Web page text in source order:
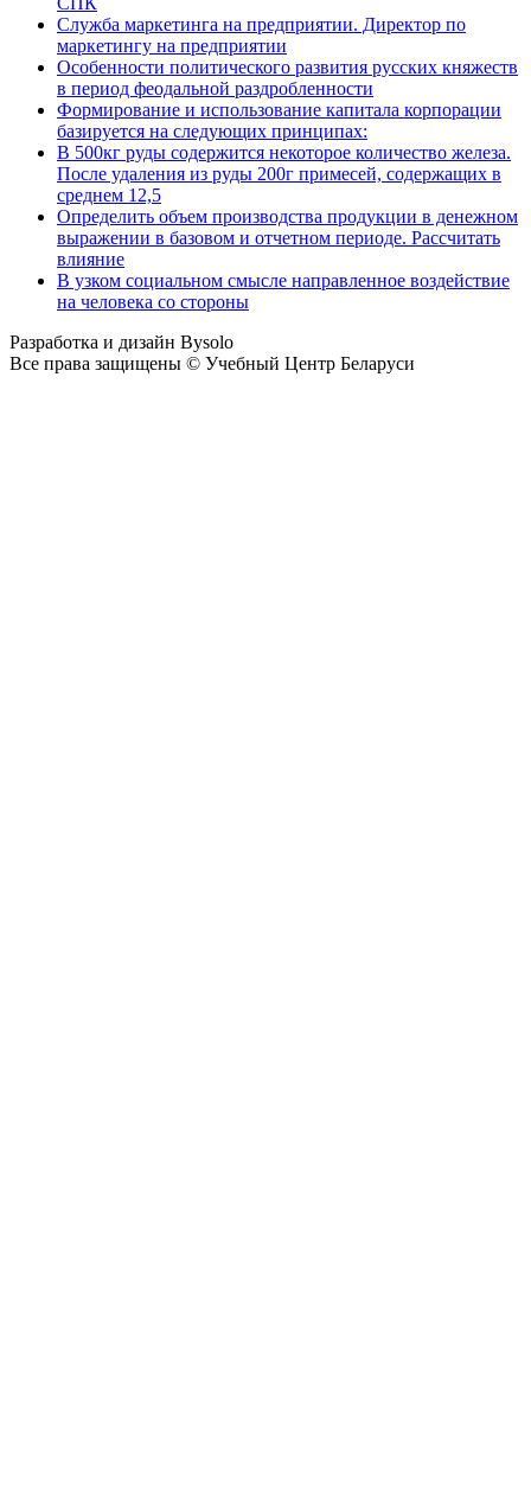
Служба маркетинга на предприятии. Директор по
маркетингу на предприятии
Особенности политического развития русских княжеств
в период феодальной раздробленности
Формирование и использование капитала корпорации
базируется на следующих принципах:
В 500кг руды содержится некоторое количество железа.
После удаления из руды 200г примесей, содержащих в
среднем 12,5
Определить объем производства продукции в денежном
выражении в базовом и отчетном периоде. Рассчитать
влияние
В узком социальном смысле направленное воздействие
на человека со стороны
Разработка и дизайн Bysolo
Все права защищены © Учебный Центр Беларуси